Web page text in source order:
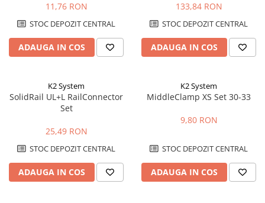
11,76 RON
STOC DEPOZIT CENTRAL
ADAUGA IN COS
133,84 RON
STOC DEPOZIT CENTRAL
ADAUGA IN COS
K2 System
SolidRail UL+L RailConnector
Set
25,49 RON
STOC DEPOZIT CENTRAL
ADAUGA IN COS
K2 System
MiddleClamp XS Set 30-33
9,80 RON
STOC DEPOZIT CENTRAL
ADAUGA IN COS